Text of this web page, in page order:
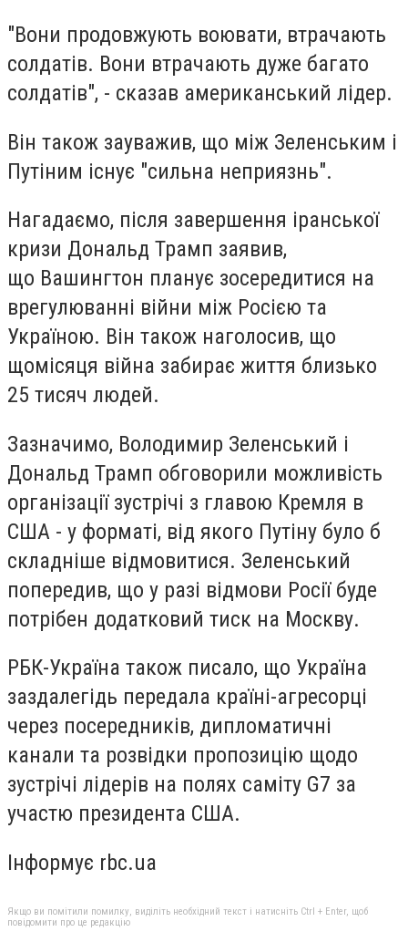
"Вони продовжують воювати, втрачають
солдатів. Вони втрачають дуже багато
солдатів", - сказав американський лідер.
Він також зауважив, що між Зеленським і
Путіним існує "сильна неприязнь".
Нагадаємо, після завершення іранської
кризи Дональд Трамп заявив,
що Вашингтон планує зосередитися на
врегулюванні війни між Росією та
Україною. Він також наголосив, що
щомісяця війна забирає життя близько
25 тисяч людей.
Зазначимо, Володимир Зеленський і
Дональд Трамп обговорили можливість
організації зустрічі з главою Кремля в
США - у форматі, від якого Путіну було б
складніше відмовитися. Зеленський
попередив, що у разі відмови Росії буде
потрібен додатковий тиск на Москву.
РБК-Україна також писало, що Україна
заздалегідь передала країні-агресорці
через посередників, дипломатичні
канали та розвідки пропозицію щодо
зустрічі лідерів на полях саміту G7 за
участю президента США.
Інформує rbc.ua
Якщо ви помітили помилку, виділіть необхідний текст і натисніть Ctrl + Enter, щоб
повідомити про це редакцію